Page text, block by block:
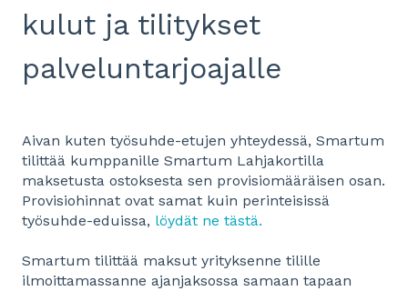
kulut ja tilitykset
palveluntarjoajalle
Aivan kuten työsuhde-etujen yhteydessä, Smartum
tilittää kumppanille Smartum Lahjakortilla
maksetusta ostoksesta sen provisiomääräisen osan.
Provisiohinnat ovat samat kuin perinteisissä
työsuhde-eduissa, löydät ne tästä.
Smartum tilittää maksut yrityksenne tilille
ilmoittamassanne ajanjaksossa samaan tapaan